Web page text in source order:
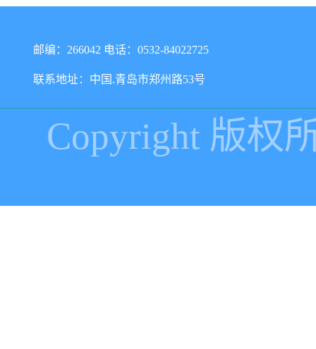
邮编：266042 电话：0532-84022725
联系地址：中国.青岛市郑州路53号
Copyright 版权